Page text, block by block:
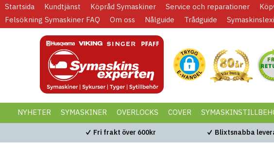
Startsida Kundtjänst Köpråd Symaskiner Service och reparationer
Felsökning Symaskiner FAQ
Om oss Nålguide Trådguide
NYHETER SYMASKINER OVERLOCKS COVER
BLACK WEEKFri frakt över 600kr Blixtsnabba